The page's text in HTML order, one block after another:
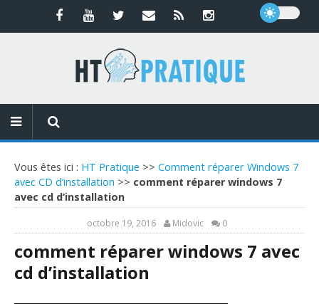
Vous êtes ici : HT Pratique >> Comment réparer Windows 7
avec CD d’installation >> comment réparer windows 7
avec cd d’installation
octobre 19, 2016 Midovic 0
comment réparer windows 7 avec
cd d’installation